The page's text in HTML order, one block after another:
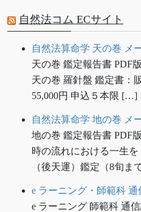
自然法コム ECサイト
自然法算命学 天の巻 メ
天の巻 鑑定報告書 PDF
天の巻 羅針盤 鑑定書：
55,000円 申込５本限 […]
自然法算命学 地の巻 メ
地の巻 鑑定報告書 PDF
時の流れにおける一生
（後天運）鑑定（8旬
e ラーニング・師範科 通
e ラーニング 師範科 通